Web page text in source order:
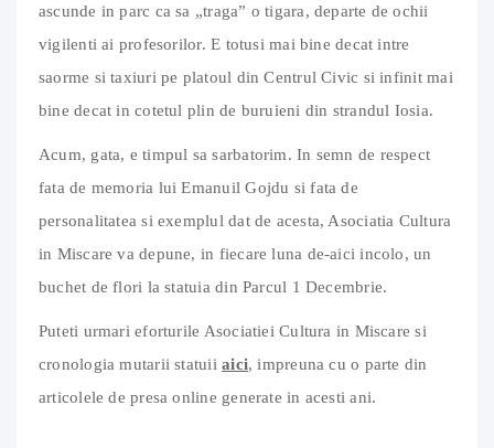
ascunde in parc ca sa „traga” o tigara, departe de ochii
vigilenti ai profesorilor. E totusi mai bine decat intre
saorme si taxiuri pe platoul din Centrul Civic si infinit mai
bine decat in cotetul plin de buruieni din strandul Iosia.
Acum, gata, e timpul sa sarbatorim. In semn de respect
fata de memoria lui Emanuil Gojdu si fata de
personalitatea si exemplul dat de acesta, Asociatia Cultura
in Miscare va depune, in fiecare luna de-aici incolo, un
buchet de flori la statuia din Parcul 1 Decembrie.
Puteti urmari eforturile Asociatiei Cultura in Miscare si
cronologia mutarii statuiiaici, impreuna cu o parte din
articolele de presa online generate in acesti ani.